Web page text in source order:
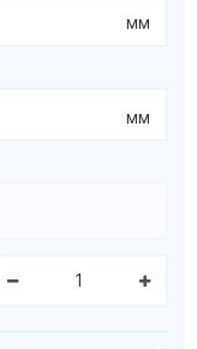
мм
мм